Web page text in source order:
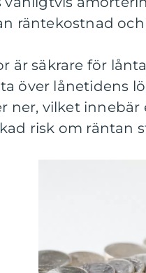
räntekostnad
är säkrare för
över lånetidens
ner, vilket
risk om räntan